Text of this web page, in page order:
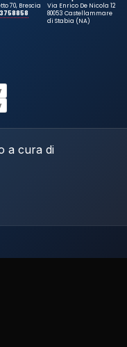
70, Brescia
Via Enrico De Nicola 12
80053 Castellammare
di Stabia (NA)
a cura di